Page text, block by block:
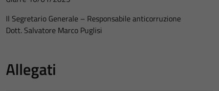
Il Segretario Generale – Responsabile anticorruzione
Dott. Salvatore Marco Puglisi
Allegati